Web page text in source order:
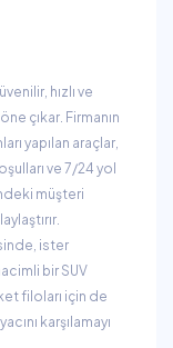
hızlı ve
çıkar. Firmanın
yapılan araçlar,
ve 7/24 yol
müşteri
ister
bir SUV
filoları için de
karşılamayı